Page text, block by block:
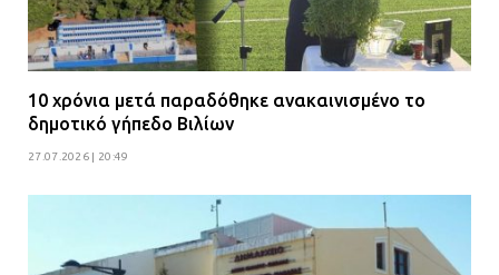
10 χρόνια μετά παραδόθηκε ανακαινισμένο το
δημοτικό γήπεδο Βιλίων
27.07.2026 | 20:49